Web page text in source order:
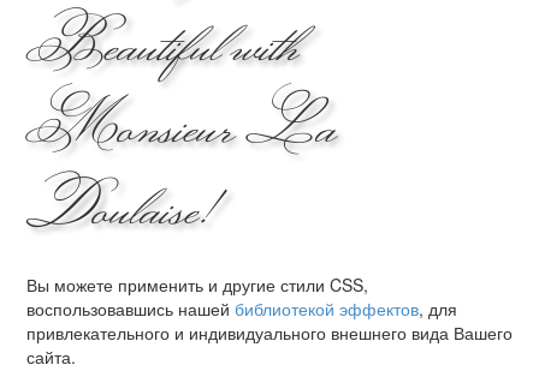
Beautiful with
Monsieur La
Doulaise!
Вы можете применить и другие стили CSS,
воспользовавшись нашей библиотекой эффектов, для
привлекательного и индивидуального внешнего вида Вашего
сайта.